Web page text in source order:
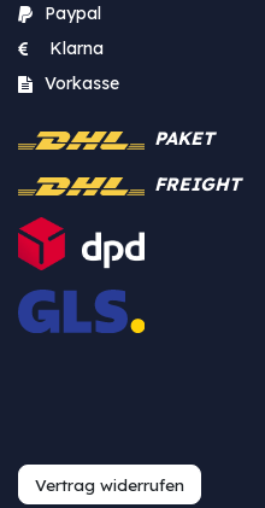
Paypal
Klarna
Vorkasse
PAKET
FREIGHT
Vertrag widerrufen